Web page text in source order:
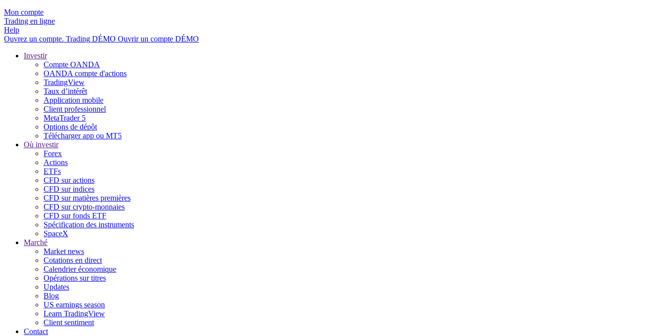
Mon compte
Trading en ligne
Help
Ouvrez un compte. Trading DÉMO Ouvrir un compte DÉMO
Investir
Compte OANDA
OANDA compte d'actions
TradingView
Taux d’intérêt
Application mobile
Client professionnel
MetaTrader 5
Options de dépôt
Télécharger app ou MT5
Où investir
Forex
Actions
ETFs
CFD sur actions
CFD sur indices
CFD sur matières premières
CFD sur crypto-monnaies
CFD sur fonds ETF
Spécification des instruments
SpaceX
Marché
Market news
Cotations en direct
Calendrier économique
Opérations sur titres
Updates
Blog
US earnings season
Learn TradingView
Client sentiment
Contact